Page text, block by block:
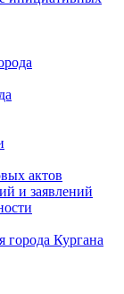
актов
и заявлений
города Кургана